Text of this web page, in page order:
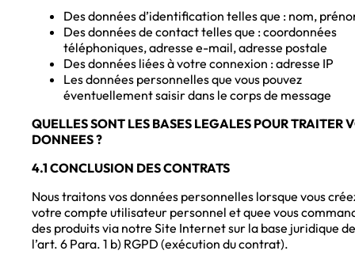
Des données d’identification telles que : nom,
Des données de contact telles que : coordonnées
téléphoniques, adresse e-mail, adresse postale
Des données liées à votre connexion : adresse IP
Les données personnelles que vous pouvez
éventuellement saisir dans le corps de message
QUELLES SONT LES BASES LEGALES POUR TRAITER
DONNEES ?
4.1 CONCLUSION DES CONTRATS
Nous traitons vos données personnelles lorsque vous
votre compte utilisateur personnel et quee vous
des produits via notre Site Internet sur la base juridique de
l’art. 6 Para. 1 b) RGPD (exécution du contrat).